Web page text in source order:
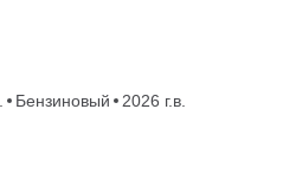
Бензиновый
2026 г.в.